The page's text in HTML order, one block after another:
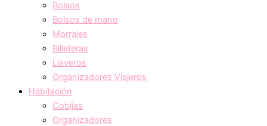
Bolsos
Bolsos de mano
Morrales
Billeteras
Llaveros
Organizadores Viajeros
Hábitación
Cobijas
Organizadores